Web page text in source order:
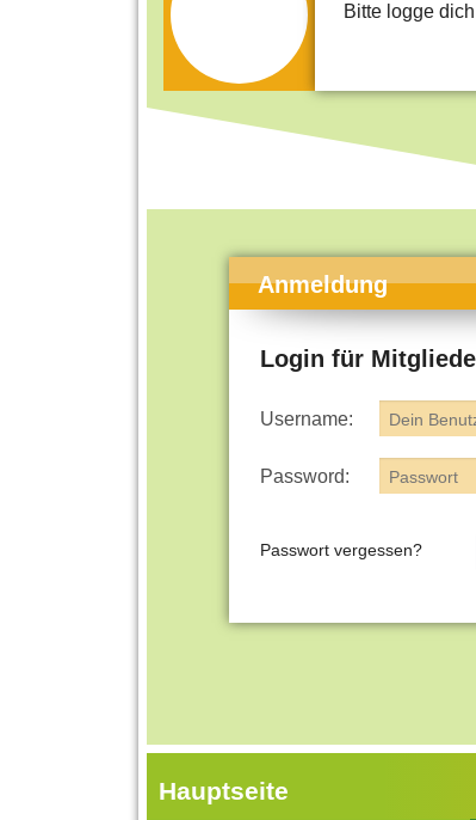
Bitte logge
Anmeldung
Login für
Username:
Password:
Passwort vergessen?
Hauptseite